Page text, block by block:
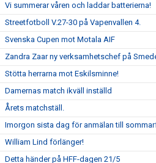
Vi summerar våren och laddar batterierna!
Streetfotboll V.27-30 på Vapenvallen 4.
Svenska Cupen mot Motala AIF
Zandra Zaar ny verksamhetschef på
Stötta herrarna mot Eskilsminne!
Damernas match ikväll inställd
Årets matchställ.
Imorgon sista dag för anmälan till
William Lind förlänger!
Detta händer på HFF-dagen 21/5